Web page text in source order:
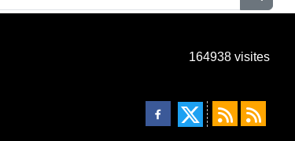
164938 visites